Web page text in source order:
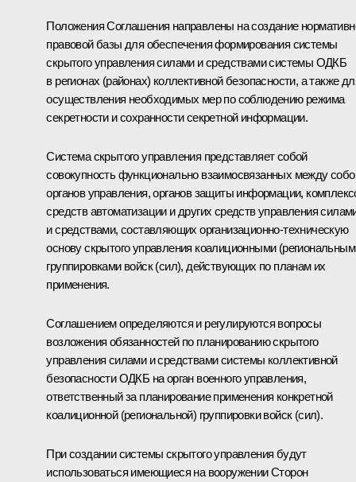
Положения Соглашения направлены на создание
правовой базы для обеспечения формирования системы
скрытого управления силами и средствами системы ОДКБ
в регионах (районах) коллективной безопасности, а также
осуществления необходимых мер по соблюдению режима
секретности и сохранности секретной информации.
Система скрытого управления представляет собой
совокупность функционально взаимосвязанных между
органов управления, органов защиты информации,
средств автоматизации и других средств управления
и средствами, составляющих организационно-техническую
основу скрытого управления коалиционными
группировками войск (сил), действующих по планам их
применения.
Соглашением определяются и регулируются вопросы
возложения обязанностей по планированию скрытого
управления силами и средствами системы коллективной
безопасности ОДКБ на орган военного управления,
ответственный за планирование применения конкретной
коалиционной (региональной) группировки войск (сил).
При создании системы скрытого управления будут
использоваться имеющиеся на вооружении Сторон